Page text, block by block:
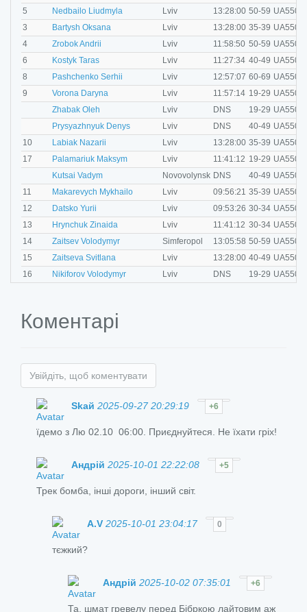
5
Nedbailo Liudmyla Lviv 13:28:00 50-59
3
Bartysh Oksana Lviv 13:28:00 35-39
4
Zrobok Andrii Lviv 11:58:50 50-59
6
Kostyk Taras Lviv 11:27:34 40-49
8
Pashchenko Serhii Lviv 12:57:07 60-69
9
Vorona Daryna Lviv 11:57:14 19-29
Zhabak Oleh
Lviv DNS 19-29
Prysyazhnyuk Denys
Lviv DNS 40-49
10
Labiak Nazarii Lviv 13:28:00 35-39
17
Palamariuk Maksym Lviv 11:41:12 19-29
Kutsai Vadym
Novovolynsk DNS 40-49
11
Makarevych Mykhailo Lviv 09:56:21 35-39
12
Datsko Yurii Lviv 09:53:26 30-34
13
Hrynchuk Zinaida Lviv 11:41:12 30-34
14
Zaitsev Volodymyr Simferopol 13:05:58 50-59
15
Zaitseva Svitlana Lviv 13:28:00 40-49
16
Nikiforov Volodymyr Lviv DNS 19-29
Коментарі
Увійдіть, щоб коментувати
Skай 2025-09-27 20:29:19 +6
їдемо з Лю 02.10 06:00. Приєднуйтеся. Не їхати гріх!
Андрій 2025-10-01 22:22:08 +5
Трек бомба, інші дороги, інший світ.
A.V 2025-10-01 23:04:17 0
тєжкий?
Андрій 2025-10-02 07:35:01 +6
Та, шмат гревелу перед Бібркою лайтовим аж